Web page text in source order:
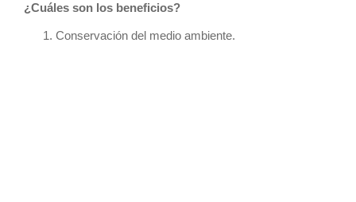
¿Cuáles son los beneficios?
Conservación del medio ambiente.